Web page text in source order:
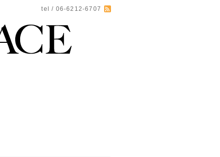
tel / 06-6212-6707